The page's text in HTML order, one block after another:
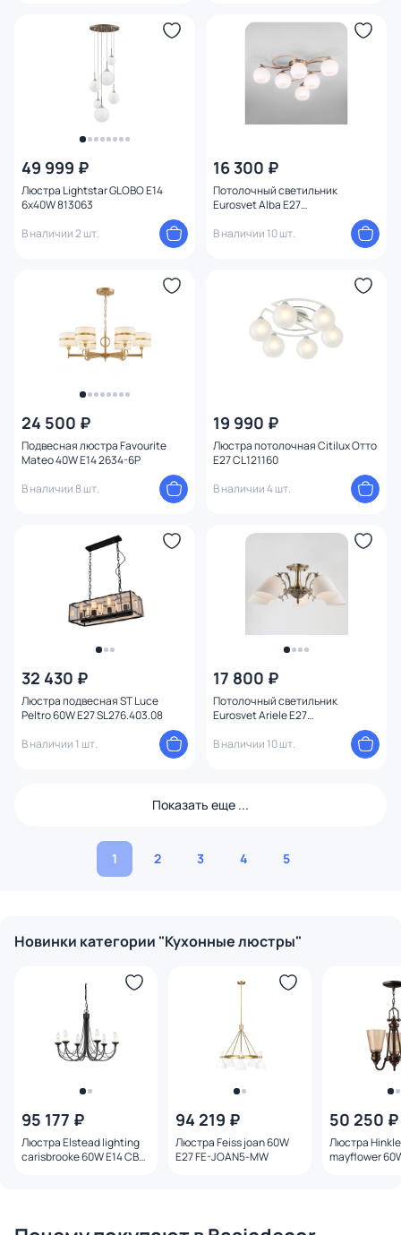
49 999 ₽
Люстра Lightstar GLOBO E14
6х40W 813063
В наличии 2 шт.
16 300 ₽
Потолочный светильник
Eurosvet Alba E27
В наличии 10 шт.
24 500 ₽
Подвесная люстра Favourite
Mateo 40W E14 2634-6P
В наличии 8 шт.
19 990 ₽
Люстра потолочная Citilux Отто
E27 CL121160
В наличии 4 шт.
32 430 ₽
Люстра подвесная ST Luce
Peltro 60W E27 SL276.403.08
В наличии 1 шт.
17 800 ₽
Потолочный светильник
Eurosvet Ariele E27
В наличии 10 шт.
Показать еще ...
1 2 3 4 5
Новинки категории "Кухонные люстры"
95 177 ₽
Люстра Elstead lighting
carisbrooke 60W E14 CB6-
94 219 ₽
Люстра Feiss joan 60W
E27 FE-JOAN5-MW
50 250 ₽
Люстра
mayflower